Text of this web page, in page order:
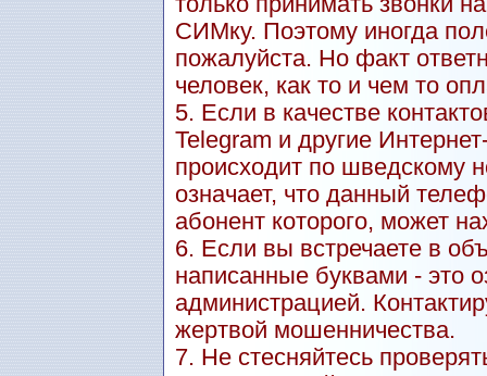
СИМку. Поэтому иногда
пожалуйста. Но факт
человек, как то и чем то
5. Если в качестве
Telegram и другие
происходит по шведскому
означает, что данный
абонент которого, может
6. Если вы встречаете в
написанные буквами - это
администрацией.
жертвой мошенничества.
7. Не стесняйтесь